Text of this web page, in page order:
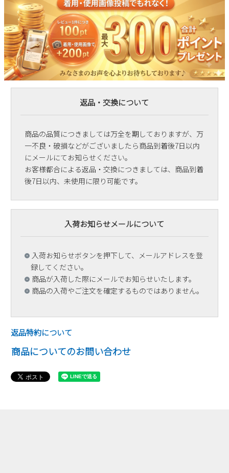
返品・交換について
商品の品質につきましては万全を期しておりますが、万
一不良・破損などがございましたら商品到着後7日以内
にメールにてお知らせください。
お客様都合による返品・交換につきましては、商品到着
後7日以内、未使用に限り可能です。
入荷お知らせメールについて
入荷お知らせボタンを押下して、メールアドレスを登
録してください。
商品が入荷した際にメールでお知らせいたします。
商品の入荷やご注文を確定するものではありません。
返品特約について
商品についてのお問い合わせ